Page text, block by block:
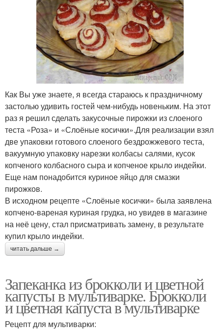
Как Вы уже знаете, я всегда стараюсь к праздничному
застолью удивить гостей чем-нибудь новеньким. На этот
раз я решил сделать закусочные пирожки из слоеного
теста «Роза» и «Слоёные косички».Для реализации взял
две упаковки готового слоеного бездрожжевого теста,
вакуумную упаковку нарезки колбасы салями, кусок
копченого колбасного сыра и копченое крыло индейки.
Еще нам понадобится куриное яйцо для смазки
пирожков.
В исходном рецепте «Слоёные косички» была заявлена
копчено-вареная куриная грудка, но увидев в магазине
на неё цену, стал присматривать замену, в результате
купил крыло индейки.
читать дальше →
Запеканка из брокколи и цветной
капусты в мультиварке. Брокколи
и цветная капуста в мультиварке
Рецепт для мультиварки: